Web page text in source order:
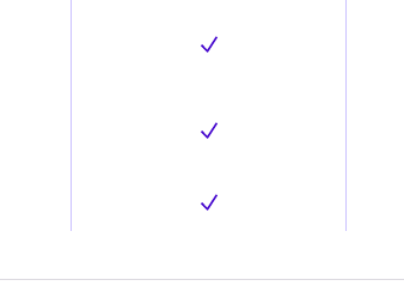
Inklusive
Inklusive
Inklusive